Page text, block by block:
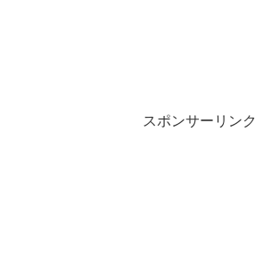
スポンサーリンク